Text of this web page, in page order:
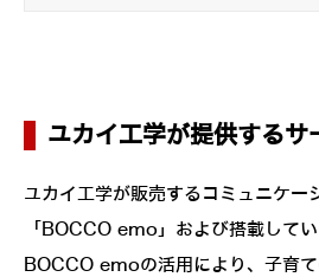
ユカイ工学が提供するサ
ユカイ工学が販売するコミュニケー
「BOCCO emo」および搭載してい
BOCCO emoの活用により、子育